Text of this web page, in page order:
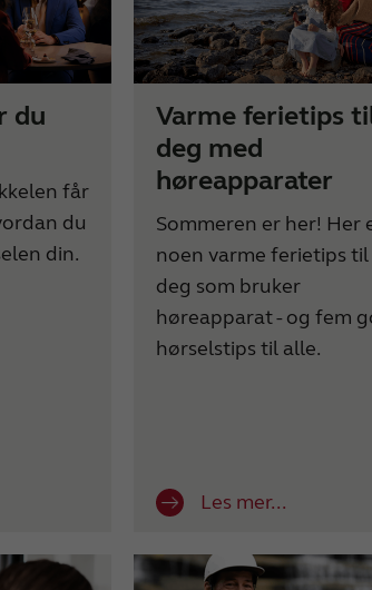
du
får
du
din.
Varme ferietips
deg med
høreapparater
Sommeren er her! Her
noen varme ferietips til
deg som bruker
høreapparat - og fem
hørselstips til alle.
Les mer...